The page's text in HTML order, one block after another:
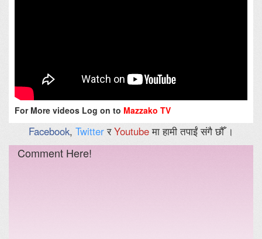
For More videos Log on to Mazzako TV
Facebook, TwitterरYoutubeमा हामी तपाईं संगै छौँ ।
Comment Here!